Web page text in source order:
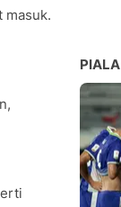
masuk.